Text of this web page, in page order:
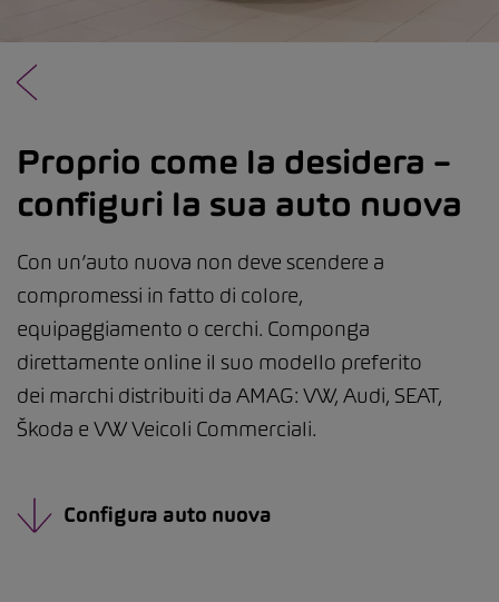
Proprio come la desidera –
configuri la sua auto nuova
Con un’auto nuova non deve scendere a
compromessi in fatto di colore,
equipaggiamento o cerchi. Componga
direttamente online il suo modello preferito
dei marchi distribuiti da AMAG: VW, Audi, SEAT,
Škoda e VW Veicoli Commerciali.
Configura auto nuova